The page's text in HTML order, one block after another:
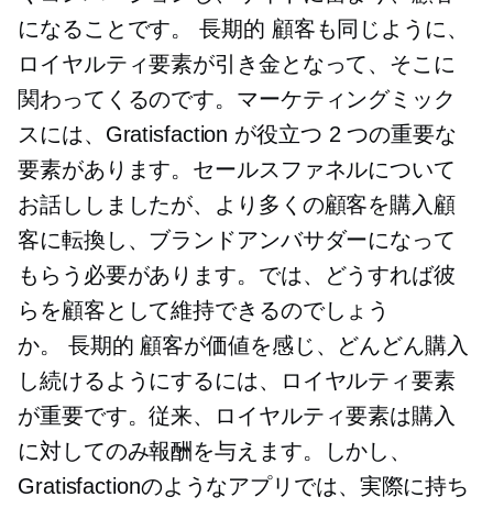
になることです。長期的 顧客も同じように、
ロイヤルティ要素が引き金となって、そこに
関わってくるのです。マーケティングミック
スには、Gratisfaction が役立つ 2 つの重要な
要素があります。セールスファネルについて
お話ししましたが、より多くの顧客を購入顧
客に転換し、ブランドアンバサダーになって
もらう必要があります。では、どうすれば彼
らを顧客として維持できるのでしょう
か。 長期的 顧客が価値を感じ、どんどん購入
し続けるようにするには、ロイヤルティ要素
が重要です。従来、ロイヤルティ要素は購入
に対してのみ報酬を与えます。しかし、
Gratisfactionのようなアプリでは、実際に持ち